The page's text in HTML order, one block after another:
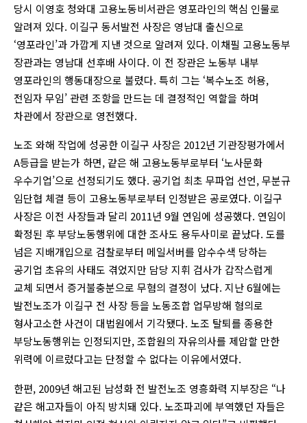
당시 이영호 청와대 고용노동비서관은 영포라인의 핵심 인물로
알려져 있다. 이길구 동서발전 사장은 영남대 출신으로
‘영포라인’과 가깝게 지낸 것으로 알려져 있다. 이채필 고용노동부
장관과는 영남대 선후배 사이다. 이 전 장관은 노동부 내부
영포라인의 행동대장으로 불렸다. 특히 그는 ‘복수노조 허용,
전임자 무임’ 관련 조항을 만드는 데 결정적인 역할을 하며
차관에서 장관으로 영전했다.
노조 와해 작업에 성공한 이길구 사장은 2012년 기관장평가에서
A등급을 받는가 하면, 같은 해 고용노동부로부터 ‘노사문화
우수기업’으로 선정되기도 했다. 공기업 최초 무파업 선언, 무분규
임단협 체결 등이 고용노동부로부터 인정받은 공로였다. 이길구
사장은 이전 사장들과 달리 2011년 9월 연임에 성공했다. 연임이
확정된 후 부당노동행위에 대한 조사도 용두사미로 끝났다. 도를
넘은 지배개입으로 검찰로부터 메일서버를 압수수색 당하는
공기업 초유의 사태도 겪었지만 담당 지휘 검사가 갑작스럽게
교체 되면서 증거불충분으로 무혐의 결정이 났다. 지난 6월에는
발전노조가 이길구 전 사장 등을 노동조합 업무방해 혐의로
형사고소한 사건이 대법원에서 기각됐다. 노조 탈퇴를 종용한
부당노동행위는 인정되지만, 조합원의 자유의사를 제압할 만한
위력에 이르렀다고는 단정할 수 없다는 이유에서였다.
한편, 2009년 해고된 남성화 전 발전노조 영흥화력 지부장은 “나
같은 해고자들이 아직 방치돼 있다. 노조파괴에 부역했던 자들은